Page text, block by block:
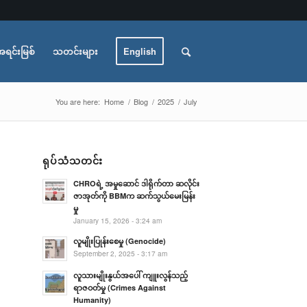
င်းမြစ် သတင်းများ English
You are here: Home / Blog / 2025 / July
ရုပ်သံသတင်း
CHROရဲ့ အမှုဆောင် ဒါရိုက်တာ ဆလိုင်း
ဇာအုတ်ကို BBMက ဆက်သွယ်မေးမြန်း
မှု
January 15, 2026 - 3:24 am
လူမျိုးပြုန်းစေမှု (Genocide)
September 2, 2025 - 3:17 am
လူသားမျိုးနွယ်အပေါ် ကျူးလွန်သည့်
ရာဇဝတ်မှု (Crimes Against
Humanity)